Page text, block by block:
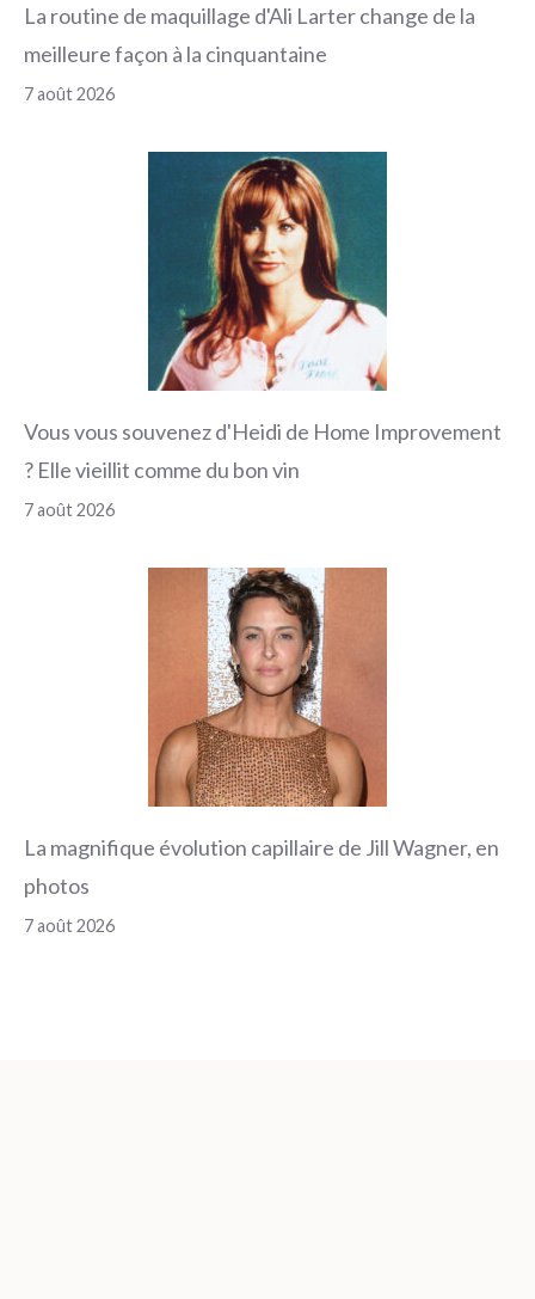
La routine de maquillage d'Ali Larter change de la
meilleure façon à la cinquantaine
7 août 2026
Vous vous souvenez d'Heidi de Home Improvement
? Elle vieillit comme du bon vin
7 août 2026
La magnifique évolution capillaire de Jill Wagner, en
photos
7 août 2026